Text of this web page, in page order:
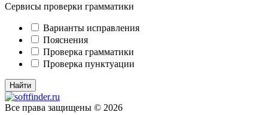
Сервисы проверки грамматики
Варианты исправления
Пояснения
Проверка грамматики
Проверка пунктуации
Все права защищены © 2026